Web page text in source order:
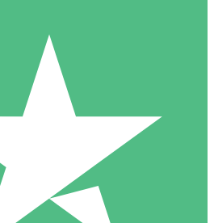
10 Téléchargements
20 00